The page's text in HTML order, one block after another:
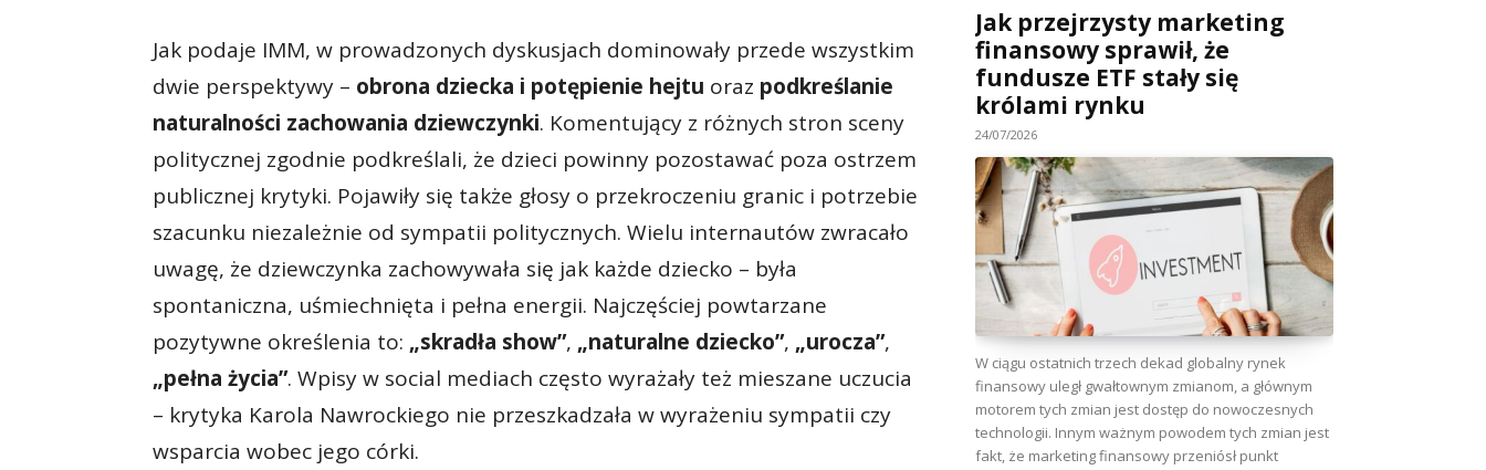
Jak podaje IMM, w prowadzonych dyskusjach dominowały przede wszystkim
dwie perspektywy – obrona dziecka i potępienie hejtu oraz podkreślanie
naturalności zachowania dziewczynki. Komentujący z różnych stron sceny
politycznej zgodnie podkreślali, że dzieci powinny pozostawać poza ostrzem
publicznej krytyki. Pojawiły się także głosy o przekroczeniu granic i potrzebie
szacunku niezależnie od sympatii politycznych. Wielu internautów zwracało
uwagę, że dziewczynka zachowywała się jak każde dziecko – była
spontaniczna, uśmiechnięta i pełna energii. Najczęściej powtarzane
pozytywne określenia to: „skradła show”, „naturalne dziecko”, „urocza”,
„pełna życia”. Wpisy w social mediach często wyrażały też mieszane uczucia
– krytyka Karola Nawrockiego nie przeszkadzała w wyrażeniu sympatii czy
wsparcia wobec jego córki.
Jak przejrzysty marketing
finansowy sprawił, że
fundusze ETF stały się
królami rynku
24/07/2026
W ciągu ostatnich trzech dekad globalny rynek
finansowy uległ gwałtownym zmianom, a głównym
motorem tych zmian jest dostęp do nowoczesnych
technologii. Innym ważnym powodem tych zmian jest
fakt, że marketing finansowy przeniósł punkt